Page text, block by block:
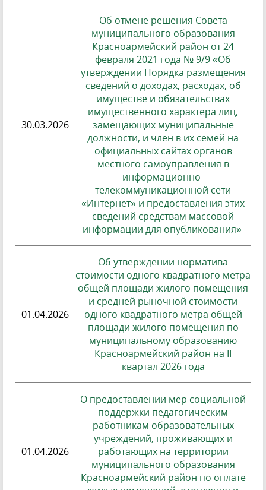
30.03.2026
Об отмене решения Совета
муниципального образования
Красноармейский район от 24
февраля 2021 года № 9/9 «Об
утверждении Порядка размещения
сведений о доходах, расходах, об
имуществе и обязательствах
имущественного характера лиц,
замещающих муниципальные
должности, и член в их семей на
официальных сайтах органов
местного самоуправления в
информационно-
телекоммуникационной сети
«Интернет» и предоставления этих
сведений средствам массовой
информации для опубликования»
01.04.2026
Об утверждении норматива
стоимости одного квадратного метра
общей площади жилого помещения
и средней рыночной стоимости
одного квадратного метра общей
площади жилого помещения по
муниципальному образованию
Красноармейский район на II
квартал 2026 года
01.04.2026
О предоставлении мер социальной
поддержки педагогическим
работникам образовательных
учреждений, проживающих и
работающих на территории
муниципального образования
Красноармейский район по оплате